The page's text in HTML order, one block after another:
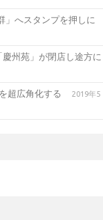
」へスタンプを押しに
州苑」が閉店し途方に
超広角化する
2019年5